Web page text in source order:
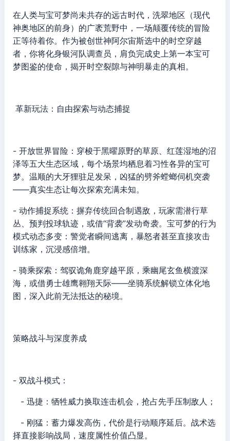
在人类与宝可梦尚未共存的远古时代，洗翠地区（现代
神奥地区的前身）的广袤荒野中，一场颠覆传统的冒险
正等待着你。作为被创世神阿尔宙斯选中的时空穿越
者，你将化身银河队调查员，肩负完成史上第一本宝可
梦图鉴的使命，揭开时空裂隙与神明暴走的真相。
革新玩法：自由探索与动态捕捉
- 开放世界冒险：穿梭于黑曜原野的草原、红莲湿地的沼
泽等五大生态区域，每个场景均栖息着习性各异的宝可
梦。温顺的大牙狸驻足发呆，凶猛的劈斧螳螂伺机突袭
——真实生态让每次探索充满未知。
- 动作捕捉系统：摒弃传统回合制遇敌，玩家需潜行草
丛、预判投球轨迹，或借“背袭”发动奇袭。宝可梦的行为
模式动态多变：警觉者瞬间逃离，暴怒者甚至直接攻击
训练家，沉浸感倍增。
- 骑乘探索：驾驭诡角鹿穿越平原，乘幽尾玄鱼横渡深
海，或借勇士雄鹰翱翔天际——坐骑系统解锁立体化地
图，深入此前无法抵达的秘境。
策略战斗与深度养成
- 双战斗模式：
- 迅捷：牺牲威力换取连击机会，抢占先手压制敌人；
- 刚猛：蓄力爆发高伤，代价是行动顺序延后。战术选
择直接影响战局，速度属性价值凸显。